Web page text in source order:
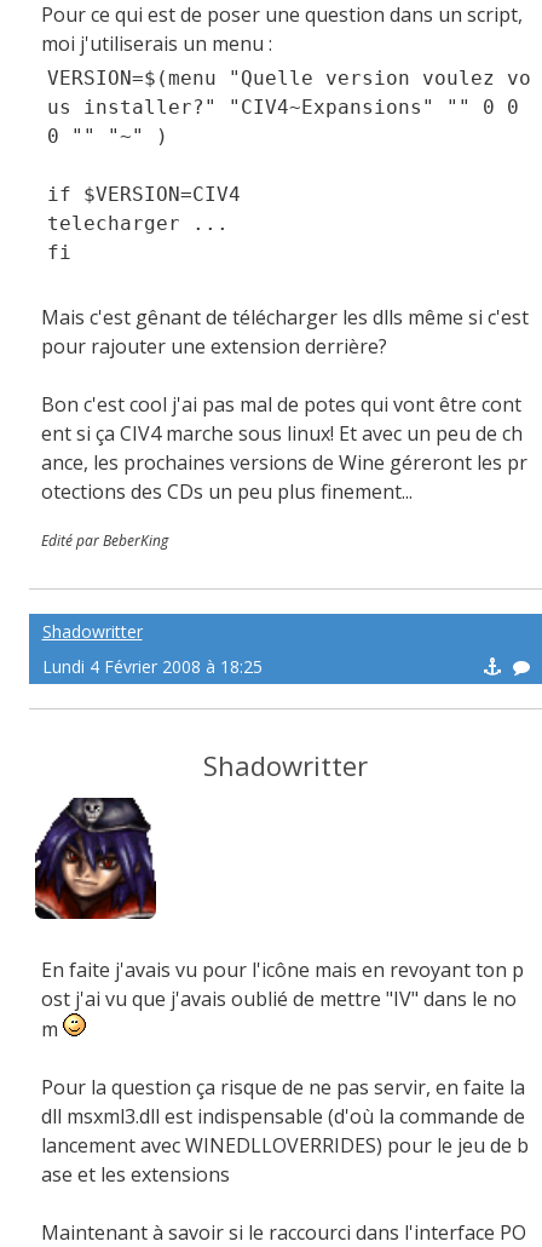
Pour ce qui est de poser une question dans un script,
moi j'utiliserais un menu :
VERSION=$(menu "Quelle version voulez vo
us installer?" "CIV4~Expansions" "" 0 0
0 "" "~" )
if $VERSION=CIV4
telecharger ...
fi
Mais c'est gênant de télécharger les dlls même si c'est
pour rajouter une extension derrière?
Bon c'est cool j'ai pas mal de potes qui vont être cont
ent si ça CIV4 marche sous linux! Et avec un peu de ch
ance, les prochaines versions de Wine géreront les pr
otections des CDs un peu plus finement...
Edité par BeberKing
Shadowritter
Lundi 4 Février 2008 à 18:25
Shadowritter
En faite j'avais vu pour l'icône mais en revoyant ton p
ost j'ai vu que j'avais oublié de mettre "IV" dans le no
m
Pour la question ça risque de ne pas servir, en faite la
dll msxml3.dll est indispensable (d'où la commande de
lancement avec WINEDLLOVERRIDES) pour le jeu de b
ase et les extensions
Maintenant à savoir si le raccourci dans l'interface PO